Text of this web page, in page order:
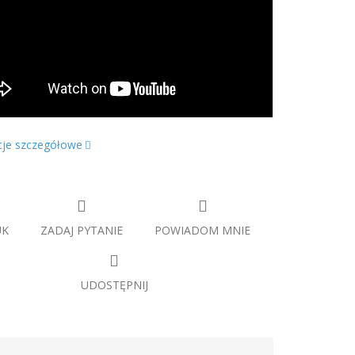
szczegółowe
ZADAJ PYTANIE POWIADOM MNIE
UDOSTĘPNIJ